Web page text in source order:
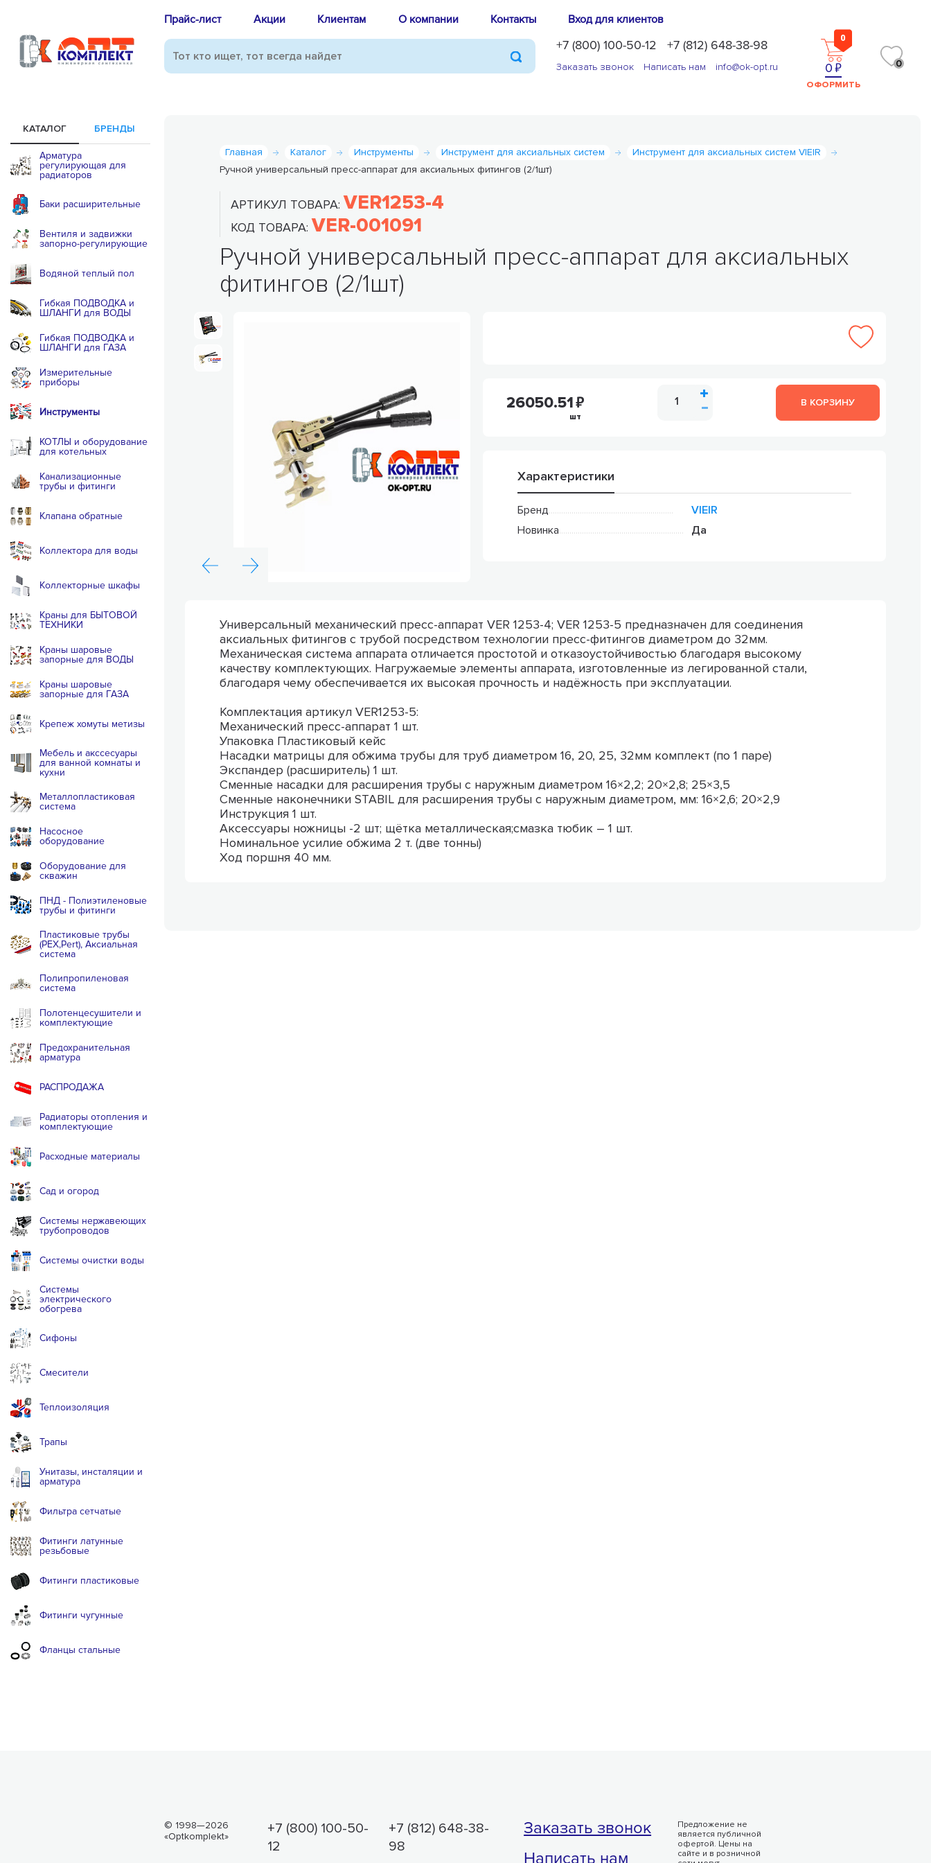
Прайс-лист Акции Клиентам О компании Контакты Вход для клиентов
+7 (800) 100-50-12 +7 (812) 648-38-98
Заказать звонок Написать нам info@ok-opt.ru
0
0
ОФОРМИТЬ
0
КАТАЛОГ БРЕНДЫ
Арматура
регулирующая для
радиаторов
Баки расширительные
Вентиля и задвижки
запорно-регулирующие
Водяной теплый пол
Гибкая ПОДВОДКА и
ШЛАНГИ для ВОДЫ
Гибкая ПОДВОДКА и
ШЛАНГИ для ГАЗА
Измерительные
приборы
Инструменты
КОТЛЫ и оборудование
для котельных
Канализационные
трубы и фитинги
Клапана обратные
Коллектора для воды
Коллекторные шкафы
Краны для БЫТОВОЙ
ТЕХНИКИ
Краны шаровые
запорные для ВОДЫ
Краны шаровые
запорные для ГАЗА
Крепеж хомуты метизы
Мебель и акссесуары
для ванной комнаты и
кухни
Металлопластиковая
система
Насосное
оборудование
Оборудование для
скважин
ПНД - Полиэтиленовые
трубы и фитинги
Пластиковые трубы
(PEX,Pert), Аксиальная
система
Полипропиленовая
система
Полотенцесушители и
комплектующие
Предохранительная
арматура
РАСПРОДАЖА
Радиаторы отопления и
комплектующие
Расходные материалы
Сад и огород
Системы нержавеющих
трубопроводов
Системы очистки воды
Системы
электрического
обогрева
Сифоны
Смесители
Теплоизоляция
Трапы
Унитазы, инсталяции и
арматура
Фильтра сетчатые
Фитинги латунные
резьбовые
Фитинги пластиковые
Фитинги чугунные
Фланцы стальные
Главная Каталог Инструменты Инструмент для аксиальных систем
Инструмент для аксиальных систем VIEIR
Ручной универсальный пресс-аппарат для аксиальных фитингов (2/1шт)
АРТИКУЛ ТОВАРА: VER1253-4
КОД ТОВАРА: VER-001091
Ручной универсальный пресс-аппарат для аксиальных
фитингов (2/1шт)
26050.51
шт
В КОРЗИНУ
Характеристики
Бренд
VIEIR
Новинка
Да
Универсальный механический пресс-аппарат VER 1253-4; VER 1253-5 предназначен для соединения
аксиальных фитингов с трубой посредством технологии пресс-фитингов диаметром до 32мм.
Механическая система аппарата отличается простотой и отказоустойчивостью благодаря высокому
качеству комплектующих. Нагружаемые элементы аппарата, изготовленные из легированной стали,
благодаря чему обеспечивается их высокая прочность и надёжность при эксплуатации.
Комплектация артикул VER1253-5:
Механический пресс-аппарат 1 шт.
Упаковка Пластиковый кейс
Насадки матрицы для обжима трубы для труб диаметром 16, 20, 25, 32мм комплект (по 1 паре)
Экспандер (расширитель) 1 шт.
Сменные насадки для расширения трубы с наружным диаметром 16×2,2; 20×2,8; 25×3,5
Сменные наконечники STABIL для расширения трубы с наружным диаметром, мм: 16×2,6; 20×2,9
Инструкция 1 шт.
Аксессуары ножницы -2 шт; щётка металлическая;смазка тюбик – 1 шт.
Номинальное усилие обжима 2 т. (две тонны)
Ход поршня 40 мм.
© 1998—2026
«Optkomplekt»
+7 (800) 100-50-
12
+7 (812) 648-38-
98
Заказать звонок
Написать нам
Предложение не
является публичной
офертой. Цены на
сайте и в розничной